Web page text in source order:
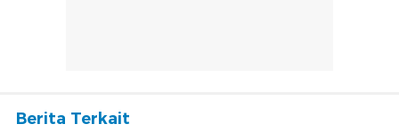
Berita Terkait